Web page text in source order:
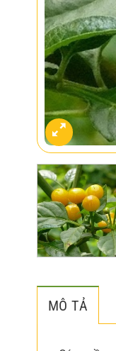
MÔ TẢ